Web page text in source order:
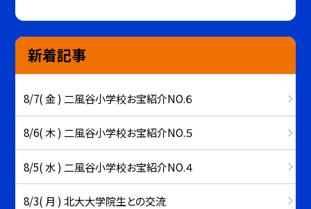
新着記事
8/7( 金 ) 二風谷小学校お宝紹介NO.６
8/6( 木 ) 二風谷小学校お宝紹介NO.５
8/5( 水 ) 二風谷小学校お宝紹介NO.４
8/3( 月 ) 北大大学院生との交流